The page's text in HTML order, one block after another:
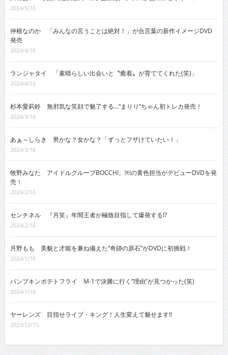
2024/5/16
仲根なのか 「みんなの言うことは絶対！」が合言葉の新作イメージDVD
発売
2024/4/16
ランジャタイ 「素晴らしい出会いと〝癒着〟が育ててくれた(笑)」
2024/4/16
杉本愛莉鈴 無邪気な笑顔で魅了する…“まりり”ちゃん初トレカ発売！
2024/3/16
あぁ～しらき 男かな？女かな？「ずっとフザけていたい！」
2024/3/16
牧野みなた アイドルグループBOCCHI。￼の黄色担当がデビューDVDを発
売！
2024/2/16
センチネル 『月笑』年間王者が極致目指して爆発する!?
2024/2/16
月野もも 美貌と才能を兼ね備えた“奇跡の原石”がDVDに初挑戦！
2024/1/16
パンプキンポテトフライ M-1で決勝に行く“理由”が見つかった(笑)
2024/1/16
ヤーレンズ 目指せライブ・キング！人生変えて魅せます!!
2023/12/15